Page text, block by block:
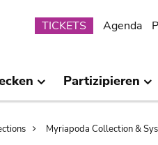
Submenu
TICKETS Agenda
Partizipieren
Myriapoda Collection &